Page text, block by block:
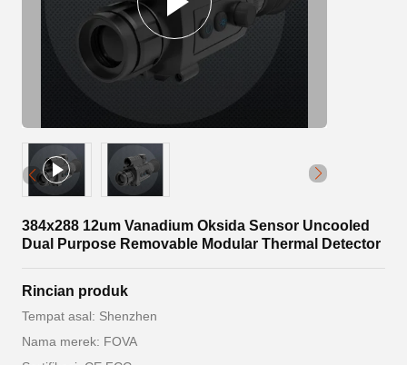
384x288 12um Vanadium Oksida Sensor Uncooled
Dual Purpose Removable Modular Thermal Detector
Rincian produk
Tempat asal: Shenzhen
Nama merek: FOVA